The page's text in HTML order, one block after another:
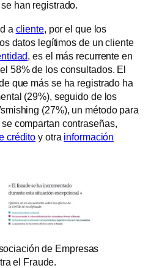
se han registrado.
a cliente, por el que los
datos legítimos de un cliente
, es el más recurrente en
58% de los consultados. El
que más se ha registrado ha
(29%), seguido de los
(27%), un método para
compartan contraseñas,
crédito y otra información
de Empresas
el Fraude.